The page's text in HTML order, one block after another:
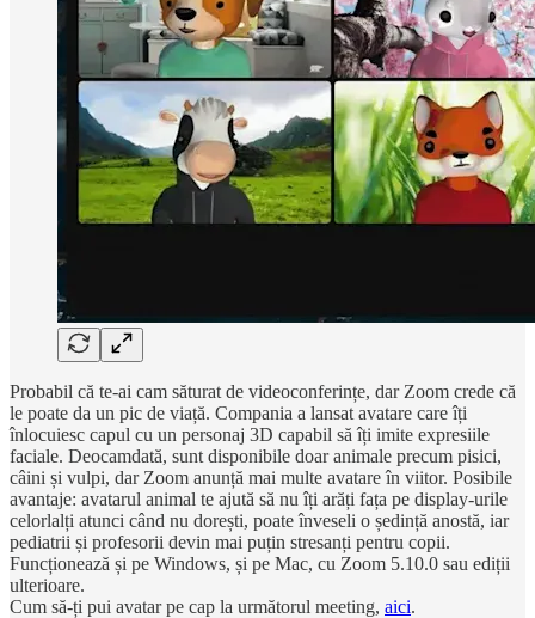
Probabil că te-ai cam săturat de videoconferințe, dar Zoom crede că
le poate da un pic de viață. Compania a lansat avatare care îți
înlocuiesc capul cu un personaj 3D capabil să îți imite expresiile
faciale. Deocamdată, sunt disponibile doar animale precum pisici,
câini și vulpi, dar Zoom anunță mai multe avatare în viitor. Posibile
avantaje: avatarul animal te ajută să nu îți arăți fața pe display-urile
celorlalți atunci când nu dorești, poate înveseli o ședință anostă, iar
pediatrii și profesorii devin mai puțin stresanți pentru copii.
Funcționează și pe Windows, și pe Mac, cu Zoom 5.10.0 sau ediții
ulterioare.
Cum să-ți pui avatar pe cap la următorul meeting, aici.